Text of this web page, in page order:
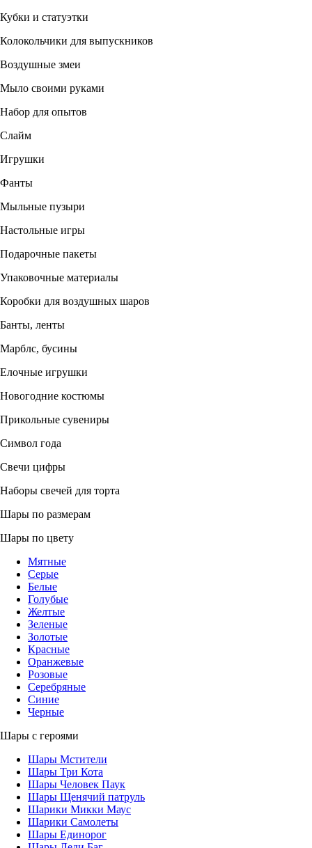
Кубки и статуэтки
Колокольчики для выпускников
Воздушные змеи
Мыло своими руками
Набор для опытов
Слайм
Игрушки
Фанты
Мыльные пузыри
Настольные игры
Подарочные пакеты
Упаковочные материалы
Коробки для воздушных шаров
Банты, ленты
Марблс, бусины
Елочные игрушки
Новогодние костюмы
Прикольные сувениры
Символ года
Свечи цифры
Наборы свечей для торта
Шары по размерам
Шары по цвету
Мятные
Серые
Белые
Голубые
Желтые
Зеленые
Золотые
Красные
Оранжевые
Розовые
Серебряные
Синие
Черные
Шары с героями
Шары Мстители
Шары Три Кота
Шары Человек Паук
Шары Щенячий патруль
Шарики Микки Маус
Шарики Самолеты
Шары Единорог